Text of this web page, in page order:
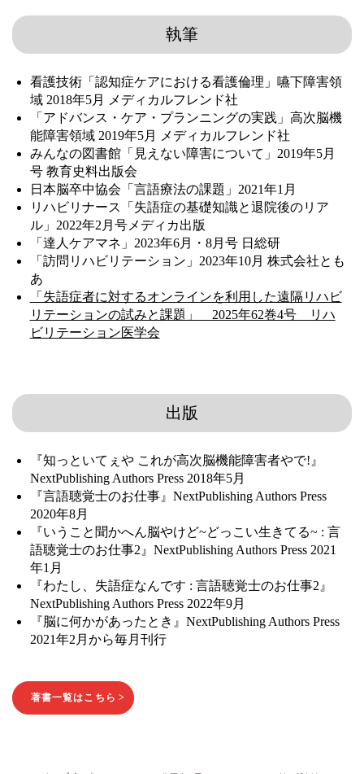
執筆
看護技術「認知症ケアにおける看護倫理」嚥下障害領
域 2018年5月 メディカルフレンド社
「アドバンス・ケア・プランニングの実践」高次脳機
能障害領域 2019年5月 メディカルフレンド社
みんなの図書館「見えない障害について」2019年5月
号 教育史料出版会
日本脳卒中協会「言語療法の課題」2021年1月
リハビリナース「失語症の基礎知識と退院後のリア
ル」2022年2月号メディカ出版
「達人ケアマネ」2023年6月・8月号 日総研
「訪問リハビリテーション」2023年10月 株式会社とも
あ
「失語症者に対するオンラインを利用した遠隔リハビ
リテーションの試みと課題」 2025年62巻4号 リハ
ビリテーション医学会
出版
『知っといてぇや これが高次脳機能障害者やで!』
NextPublishing Authors Press 2018年5月
『言語聴覚士のお仕事』NextPublishing Authors Press
2020年8月
『いうこと聞かへん脳やけど~どっこい生きてる~ : 言
語聴覚士のお仕事2』NextPublishing Authors Press 2021
年1月
『わたし、失語症なんです : 言語聴覚士のお仕事2』
NextPublishing Authors Press 2022年9月
『脳に何かがあったとき』NextPublishing Authors Press
2021年2月から毎月刊行
著書一覧はこちら